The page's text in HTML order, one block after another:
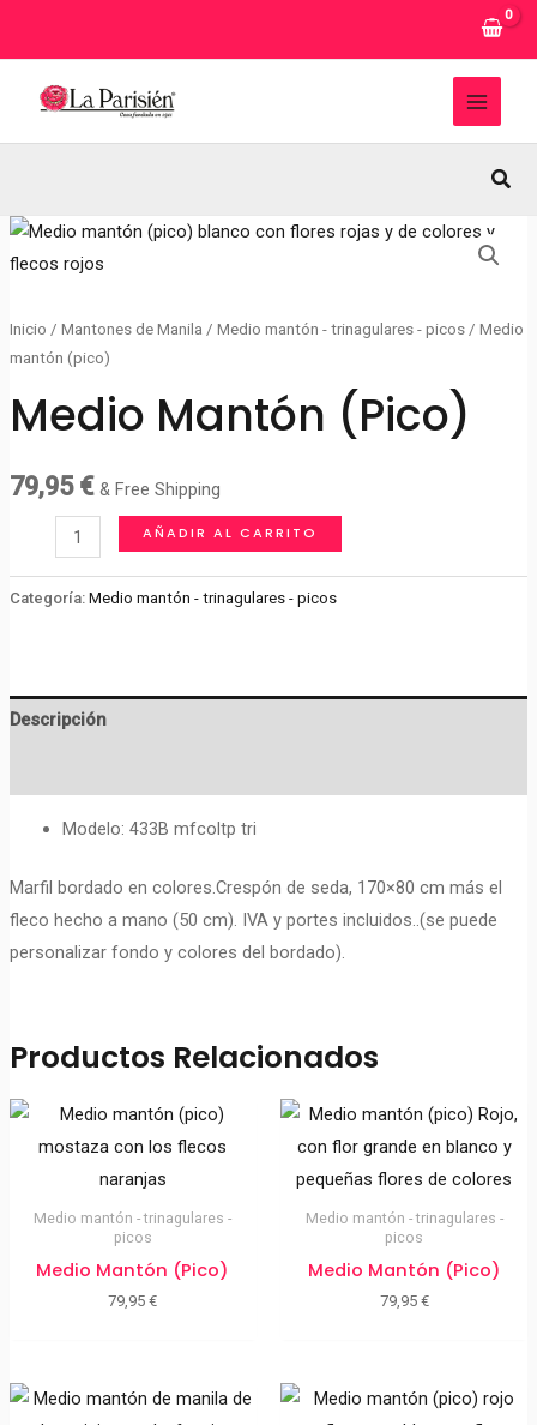
MAIN
Inicio / Mantones de Manila / Medio mantón - trinagulares - picos/ Medio
mantón (pico)
Medio Mantón (pico)
79,95 € & Free Shipping
mantón
(pico)
AÑADIR AL CARRITO
Categoría: Medio mantón - trinagulares - picos
Descripción
Modelo: 433B mfcoltp tri
Marfil bordado en colores.Crespón de seda, 170×80 cm más el
fleco hecho a mano (50 cm). IVA y portes incluidos..(se puede
personalizar fondo y colores del bordado).
Productos Relacionados
Medio mantón - trinagulares -
picos
Medio Mantón (pico)
79,95€
Medio mantón - trinagulares -
picos
Medio Mantón (pico)
79,95 €